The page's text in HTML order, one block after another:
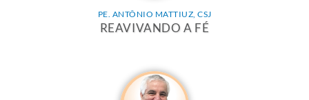
PE. ANTÔNIO MATTIUZ, CSJ
REAVIVANDO A FÉ